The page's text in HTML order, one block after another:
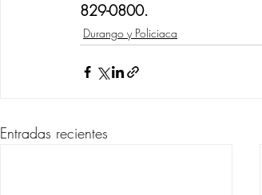
829-0800.
Durango y Policiaca
Entradas recientes